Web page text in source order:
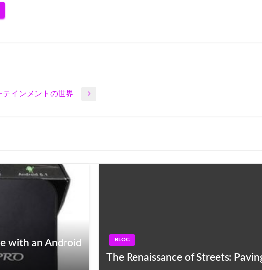
インメントの世界
with an Android
BLOG
The Renaissance of Streets: